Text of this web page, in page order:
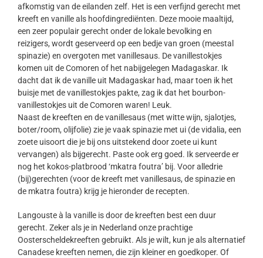
afkomstig van de eilanden zelf. Het is een verfijnd gerecht met
kreeft en vanille als hoofdingrediënten. Deze mooie maaltijd,
een zeer populair gerecht onder de lokale bevolking en
reizigers, wordt geserveerd op een bedje van groen (meestal
spinazie) en overgoten met vanillesaus. De vanillestokjes
komen uit de Comoren of het nabijgelegen Madagaskar. Ik
dacht dat ik de vanille uit Madagaskar had, maar toen ik het
buisje met de vanillestokjes pakte, zag ik dat het bourbon-
vanillestokjes uit de Comoren waren! Leuk.
Naast de kreeften en de vanillesaus (met witte wijn, sjalotjes,
boter/room, olijfolie) zie je vaak spinazie met ui (de vidalia, een
zoete uisoort die je bij ons uitstekend door zoete ui kunt
vervangen) als bijgerecht. Paste ook erg goed. Ik serveerde er
nog het kokos-platbrood ‘mkatra foutra’ bij. Voor alledrie
(bij)gerechten (voor de kreeft met vanillesaus, de spinazie en
de mkatra foutra) krijg je hieronder de recepten.
Langouste à la vanille is door de kreeften best een duur
gerecht. Zeker als je in Nederland onze prachtige
Oosterscheldekreeften gebruikt. Als je wilt, kun je als alternatief
Canadese kreeften nemen, die zijn kleiner en goedkoper. Of